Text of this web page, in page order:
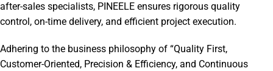
after-sales specialists, PINEELE ensures rigorous quality
control, on-time delivery, and efficient project execution.
Adhering to the business philosophy of “Quality First,
Customer-Oriented, Precision & Efficiency, and Continuous